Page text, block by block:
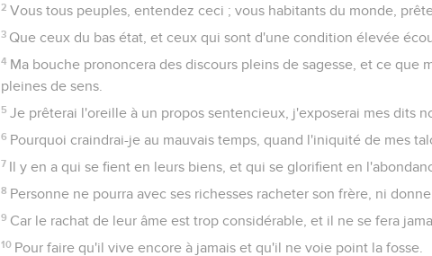
2 Vous tous peuples, entendez ceci ; vous habitants du monde,
3 Que ceux du bas état, et ceux qui sont d'une condition élevée
4 Ma bouche prononcera des discours pleins de sagesse, et ce que
pleines de sens.
5 Je prêterai l'oreille à un propos sentencieux, j'exposerai mes dits
6 Pourquoi craindrai-je au mauvais temps, quand l'iniquité de mes
7 Il y en a qui se fient en leurs biens, et qui se glorifient en
8 Personne ne pourra avec ses richesses racheter son frère, ni
9 Car le rachat de leur âme est trop considérable, et il ne se fera
10 Pour faire qu'il vive encore à jamais et qu'il ne voie point la fosse.